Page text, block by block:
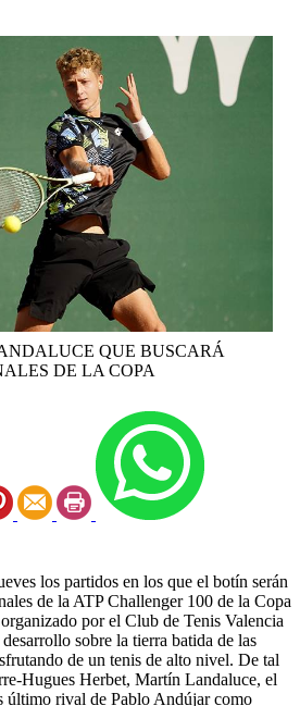
QUE BUSCARÁ
DE LA COPA
los partidos en los que el botín serán
de la ATP Challenger 100 de la Copa
por el Club de Tenis Valencia
sobre la tierra batida de las
de un tenis de alto nivel. De tal
Hugues Herbet, Martín Landaluce, el
último rival de Pablo Andújar como